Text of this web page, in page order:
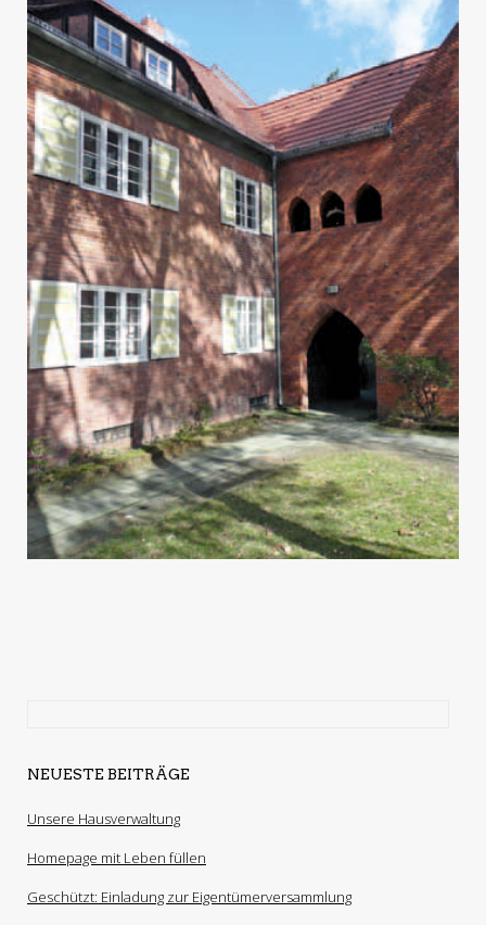
NEUESTE BEITRÄGE
Unsere Hausverwaltung
Homepage mit Leben füllen
Geschützt: Einladung zur Eigentümerversammlung